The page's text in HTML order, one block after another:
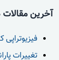
آخرین مقالات
تغییرات